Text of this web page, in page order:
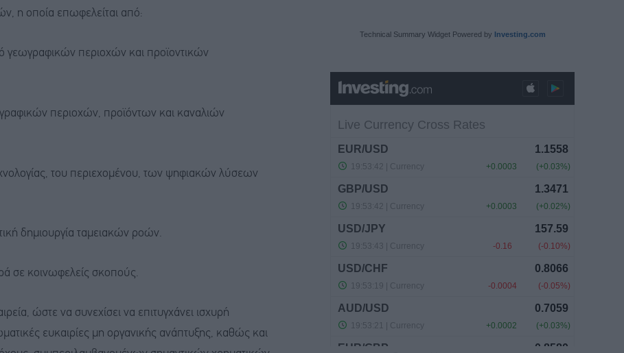
η οποία επωφελείται από:
γεωγραφικών περιοχών και προϊοντικών
περιοχών, προϊόντων και καναλιών
του περιεχομένου, των ψηφιακών λύσεων
δημιουργία ταμειακών ροών.
σε κοινωφελείς σκοπούς.
ώστε να συνεχίσει να επιτυγχάνει ισχυρή
ευκαιρίες μη οργανικής ανάπτυξης, καθώς και
Technical Summary Widget Powered by Investing.com